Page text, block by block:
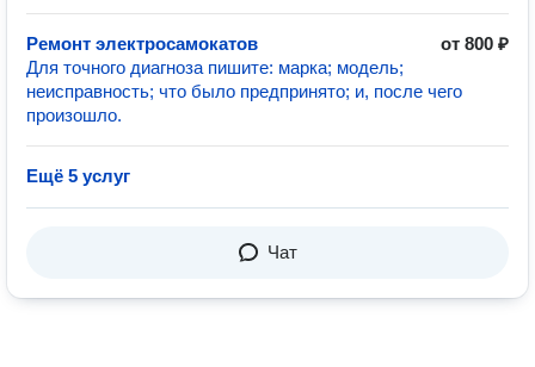
Ремонт электросамокатов
от 800 ₽
Для точного диагноза пишите: марка; модель;
неисправность; что было предпринято; и, после чего
произошло.
Ещё 5 услуг
Чат